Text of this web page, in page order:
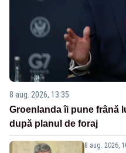
8 aug. 2026, 13:35
Groenlanda îi pune frână
după planul de foraj
8 aug. 2026,